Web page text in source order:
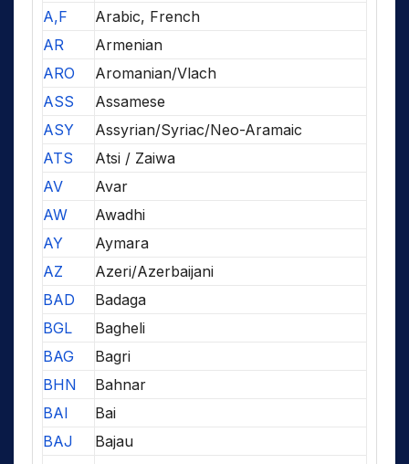
A,F
Arabic, French
AR
Armenian
ARO
Aromanian/Vlach
ASS
Assamese
ASY
Assyrian/Syriac/Neo-Aramaic
ATS
Atsi / Zaiwa
AV
Avar
AW
Awadhi
AY
Aymara
AZ
Azeri/Azerbaijani
BAD
Badaga
BGL
Bagheli
BAG
Bagri
BHN
Bahnar
BAI
Bai
BAJ
Bajau